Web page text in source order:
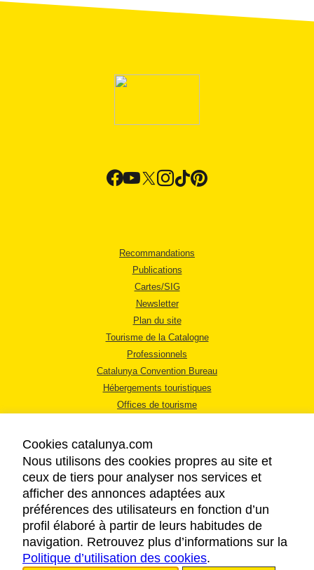
Recommandations
Publications
Cartes/SIG
Newsletter
Plan du site
Tourisme de la Catalogne
Professionnels
Catalunya Convention Bureau
Hébergements touristiques
Offices de tourisme
MENTIONS LÉGALES
RÈGLES DE CONFIDENTIALITÉ
COOKIES
ACCESSIBILITÉ
Cookies catalunya.com
Nous utilisons des cookies propres au site et
ceux de tiers pour analyser nos services et
afficher des annonces adaptées aux
préférences des utilisateurs en fonction d’un
profil élaboré à partir de leurs habitudes de
navigation. Retrouvez plus d’informations sur la
Politique d’utilisation des cookies.